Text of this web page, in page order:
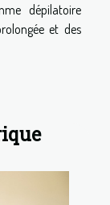
dépilatoire
et des